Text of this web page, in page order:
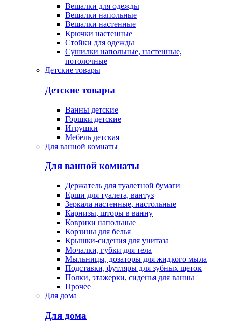
Вешалки для одежды
Вешалки напольные
Вешалки настенные
Крючки настенные
Стойки для одежды
Сушилки напольные, настенные,
потолочные
Детские товары
Детские товары
Ванны детские
Горшки детские
Игрушки
Мебель детская
Для ванной комнаты
Для ванной комнаты
Держатель для туалетной бумаги
Ерши для туалета, вантуз
Зеркала настенные, настольные
Карнизы, шторы в ванну
Коврики напольные
Корзины для белья
Крышки-сидения для унитаза
Мочалки, губки для тела
Мыльницы, дозаторы для жидкого мыла
Подставки, футляры для зубных щеток
Полки, этажерки, сиденья для ванны
Прочее
Для дома
Для дома